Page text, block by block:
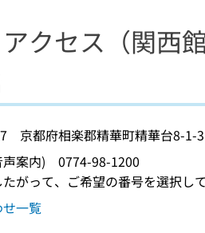
クセス（関西館
京都府相楽郡精華町精華台8-1-3
声案内) 0774-98-1200
がって、ご希望の番号を選択し
一覧